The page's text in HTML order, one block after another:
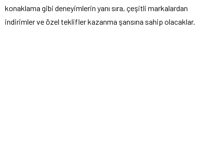
konaklama gibi deneyimlerin yanı sıra, çeşitli markalardan
indirimler ve özel teklifler kazanma şansına sahip olacaklar.